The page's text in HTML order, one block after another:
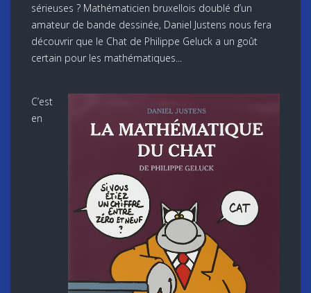
sérieuses ? Mathématicien bruxellois doublé d’un
amateur de bande dessinée, Daniel Justens nous fera
découvrir que le Chat de Philippe Geluck a un goût
certain pour les mathématiques...
C’est
en